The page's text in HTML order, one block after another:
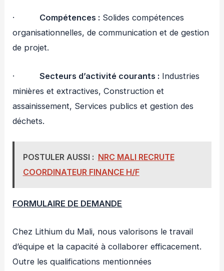
· Compétences : Solides compétences
organisationnelles, de communication et de gestion
de projet.
·Secteurs d’activité courants : Industries
minières et extractives, Construction et
assainissement, Services publics et gestion des
déchets.
POSTULER AUSSI : NRC MALI RECRUTE
COORDINATEUR FINANCE H/F
FORMULAIRE DE DEMANDE
Chez Lithium du Mali, nous valorisons le travail
d’équipe et la capacité à collaborer efficacement.
Outre les qualifications mentionnées